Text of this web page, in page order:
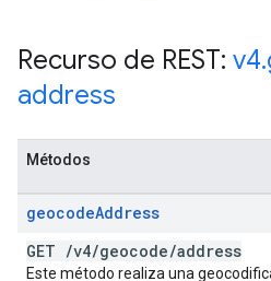
Recurso de REST: v4.
address
Métodos
geocodeAddress
GET /v4/geocode/address
Este método realiza una